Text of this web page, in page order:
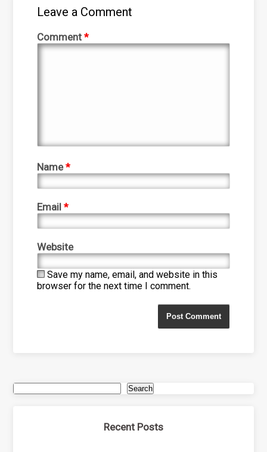
Leave a Comment
Comment*
Name*
Email*
Website
Save my name, email, and website in this
browser for the next time I comment.
Search
Recent Posts